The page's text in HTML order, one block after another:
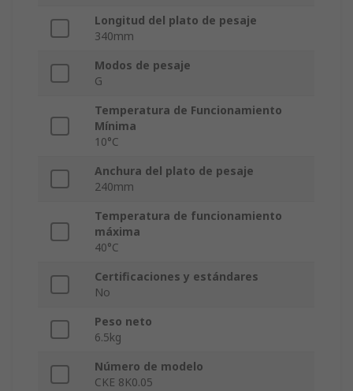
Longitud del plato de pesaje
340mm
Modos de pesaje
G
Temperatura de Funcionamiento
Mínima
10°C
Anchura del plato de pesaje
240mm
Temperatura de funcionamiento
máxima
40°C
Certificaciones y estándares
No
Peso neto
6.5kg
Número de modelo
CKE 8K0.05